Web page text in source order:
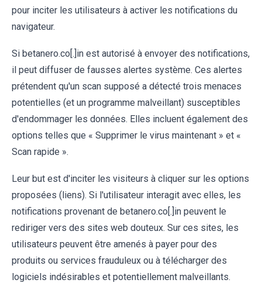
pour inciter les utilisateurs à activer les notifications du
navigateur.
Si betanero.co[.]in est autorisé à envoyer des notifications,
il peut diffuser de fausses alertes système. Ces alertes
prétendent qu'un scan supposé a détecté trois menaces
potentielles (et un programme malveillant) susceptibles
d'endommager les données. Elles incluent également des
options telles que « Supprimer le virus maintenant » et «
Scan rapide ».
Leur but est d'inciter les visiteurs à cliquer sur les options
proposées (liens). Si l'utilisateur interagit avec elles, les
notifications provenant de betanero.co[.]in peuvent le
rediriger vers des sites web douteux. Sur ces sites, les
utilisateurs peuvent être amenés à payer pour des
produits ou services frauduleux ou à télécharger des
logiciels indésirables et potentiellement malveillants.